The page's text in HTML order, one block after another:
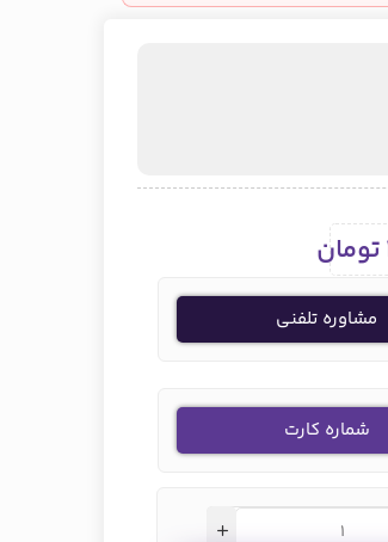
تومان
مشاوره تلفنی
شماره کارت